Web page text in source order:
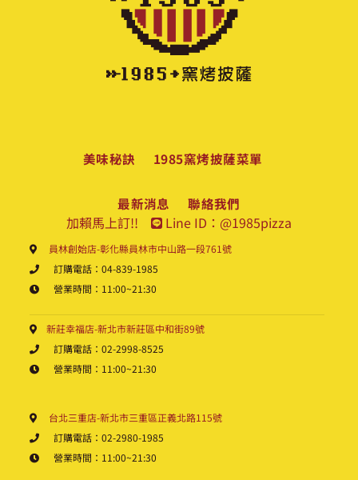
美味秘訣 1985窯烤披薩菜單
最新消息 聯絡我們
加賴馬上訂!! Line ID：@1985pizza
員林創始店-彰化縣員林市中山路一段761號
訂購電話：04-839-1985
營業時間：11:00~21:30
新莊幸福店-新北市新莊區中和街89號
訂購電話：02-2998-8525
營業時間：11:00~21:30
台北三重店-新北市三重區正義北路115號
訂購電話：02-2980-1985
營業時間：11:00~21:30